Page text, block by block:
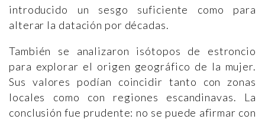
introducido un sesgo suficiente como para
alterar la datación por décadas.
También se analizaron isótopos de estroncio
para explorar el origen geográfico de la mujer.
Sus valores podían coincidir tanto con zonas
locales como con regiones escandinavas. La
conclusión fue prudente: no se puede afirmar con